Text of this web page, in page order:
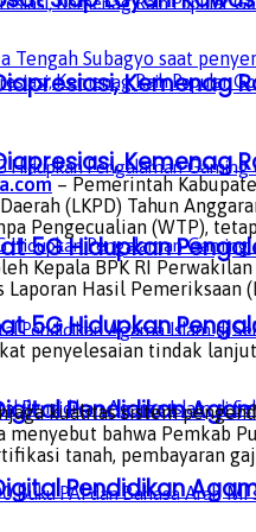
Kemenag
5G Hidupkan
Pendidikan
Kemenag
5G Hidupkan
Pendidikan
Tengah Subagyo saat
– Pemerintah
(LKPD) Tahun
Pengecualian (WTP),
Kepala BPK RI
Laporan Hasil
penyelesaian tindak
kualitas sistem
menyebut bahwa Pemkab
tanah, pembayaran